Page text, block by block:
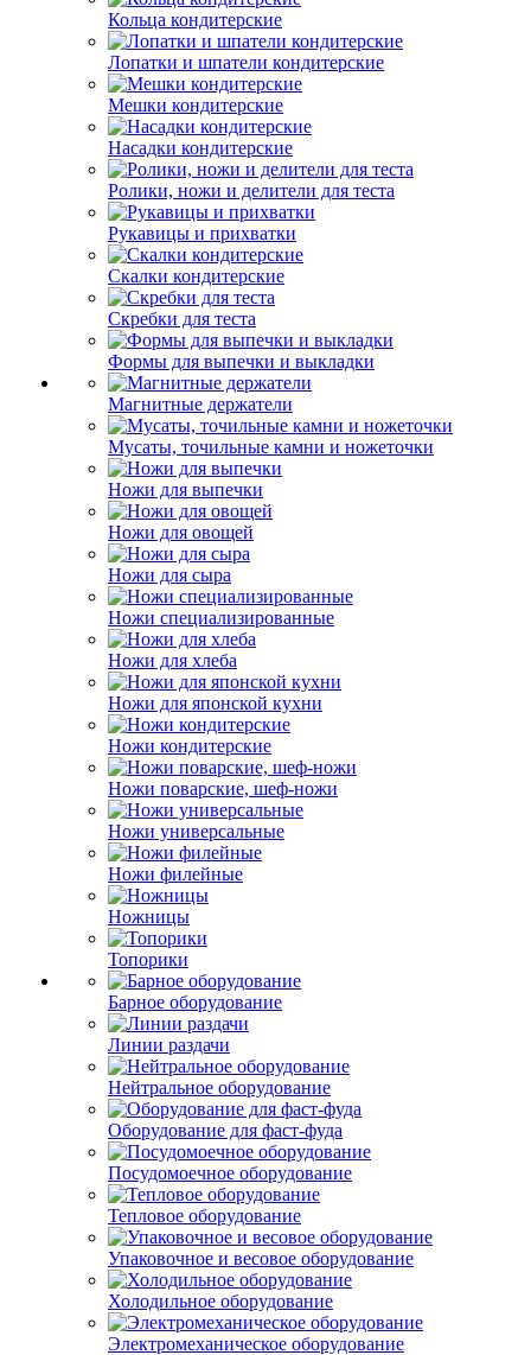
Кольца кондитерские
Лопатки и шпатели кондитерские
Мешки кондитерские
Насадки кондитерские
Ролики, ножи и делители для теста
Рукавицы и прихватки
Скалки кондитерские
Скребки для теста
Формы для выпечки и выкладки
Магнитные держатели
Мусаты, точильные камни и ножеточки
Ножи для выпечки
Ножи для овощей
Ножи для сыра
Ножи специализированные
Ножи для хлеба
Ножи для японской кухни
Ножи кондитерские
Ножи поварские, шеф-ножи
Ножи универсальные
Ножи филейные
Ножницы
Топорики
Барное оборудование
Линии раздачи
Нейтральное оборудование
Оборудование для фаст-фуда
Посудомоечное оборудование
Тепловое оборудование
Упаковочное и весовое оборудование
Холодильное оборудование
Электромеханическое оборудование